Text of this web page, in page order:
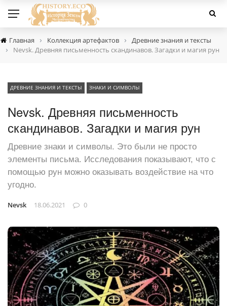
Главная › Коллекция артефактов › Древние знания и тексты
› Nevsk. Древняя письменность скандинавов. Загадки и магия рун
ДРЕВНИЕ ЗНАНИЯ И ТЕКСТЫ ЗНАКИ И СИМВОЛЫ
Nevsk. Древняя письменность
скандинавов. Загадки и магия рун
Древние знаки и символы. Это были не просто
элементы письма. Исследования показывают, что с
помощью рун можно оказывать воздействие на что
угодно.
Nevsk 18.06.2021 0